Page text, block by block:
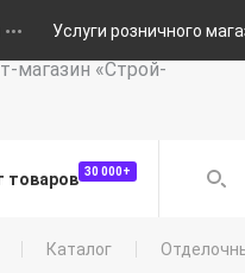
Услуги розничного
товаров 30 000+
Каталог